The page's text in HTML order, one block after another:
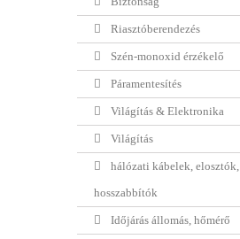
Riasztóberendezés
Szén-monoxid érzékelő
Páramentesítés
Világítás & Elektronika
Világítás
hálózati kábelek, elosztók,
hosszabbítók
Időjárás állomás, hőmérő